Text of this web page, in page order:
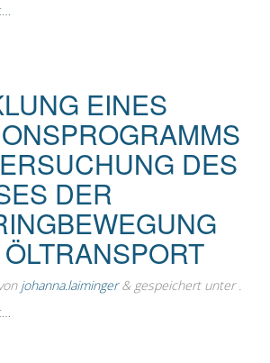
EINES
DES
DER
johanna.laiminger & gespeichert unter .